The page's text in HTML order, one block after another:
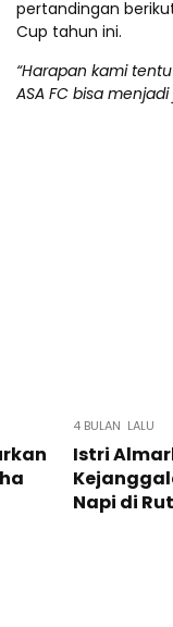
pertandingan
Cup tahun ini.
“Harapan kami
ASA FC bisa menjadi
4 BULAN LALU
Istri
Napi di